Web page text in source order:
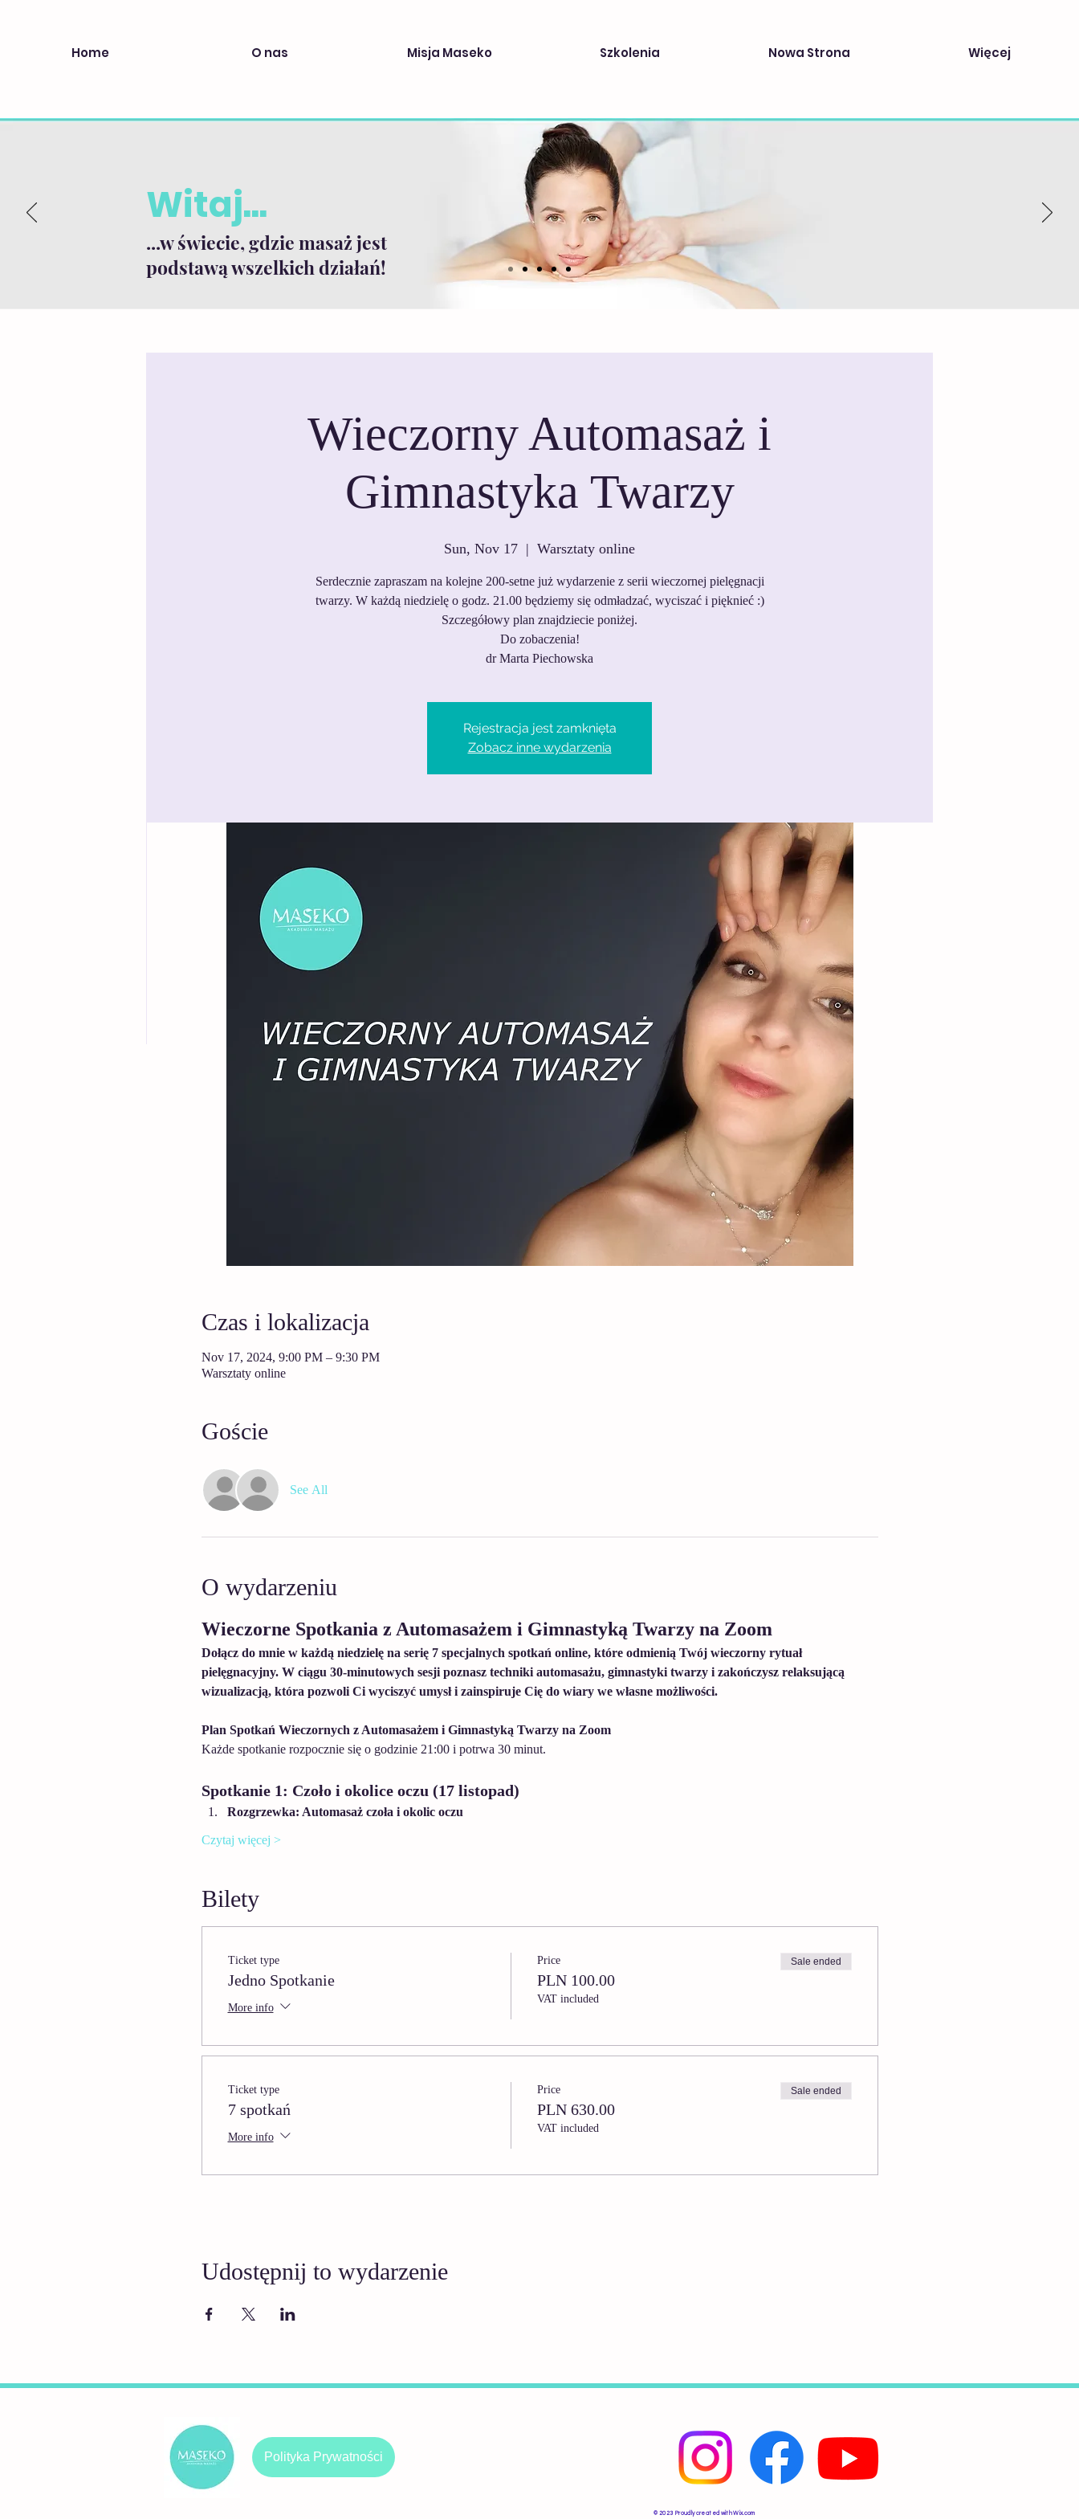
Home O nas Misja Maseko Szkolenia Nowa Strona Więcej
Witaj...
...w świecie, gdzie masaż jest
podstawą wszelkich działań!
Wieczorny Automasaż i
Gimnastyka Twarzy
Sun, Nov 17
  |
Warsztaty online
Serdecznie zapraszam na kolejne 200-setne już wydarzenie z serii wieczornej pielęgnacji
twarzy. W każdą niedzielę o godz. 21.00 będziemy się odmładzać, wyciszać i pięknieć :)
Szczegółowy plan znajdziecie poniżej.
Do zobaczenia!
dr Marta Piechowska
Rejestracja jest zamknięta
Zobacz inne wydarzenia
Czas i lokalizacja
Nov 17, 2024, 9:00 PM – 9:30 PM
Warsztaty online
Goście
See All
O wydarzeniu
Wieczorne Spotkania z Automasażem i Gimnastyką Twarzy na Zoom
Dołącz do mnie w każdą niedzielę na serię 7 specjalnych spotkań online, które odmienią Twój wieczorny rytuał
pielęgnacyjny. W ciągu 30-minutowych sesji poznasz techniki automasażu, gimnastyki twarzy i zakończysz relaksującą
wizualizacją, która pozwoli Ci wyciszyć umysł i zainspiruje Cię do wiary we własne możliwości.
Plan Spotkań Wieczornych z Automasażem i Gimnastyką Twarzy na Zoom
Każde spotkanie rozpocznie się o godzinie 21:00 i potrwa 30 minut.
Spotkanie 1: Czoło i okolice oczu (17 listopad)
Rozgrzewka: Automasaż czoła i okolic oczu
Czytaj więcej >
Bilety
Ticket type
Jedno Spotkanie
More info
Price
PLN 100.00
VAT included
Sale ended
Ticket type
7 spotkań
More info
Price
PLN 630.00
VAT included
Sale ended
Udostępnij to wydarzenie
Polityka Prywatności
​© 2023 Proudly created withWix.com